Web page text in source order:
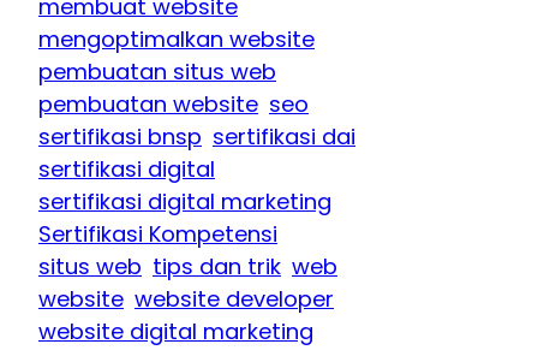
membuat website
mengoptimalkan website
pembuatan situs web
pembuatan website seo
sertifikasi bnsp sertifikasi dai
sertifikasi digital
sertifikasi digital marketing
Sertifikasi Kompetensi
situs web tips dan trik web
website website developer
website digital marketing